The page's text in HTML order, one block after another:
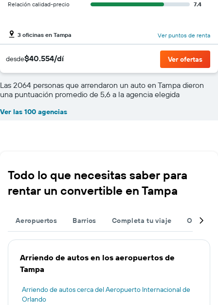
Relación calidad-precio
7.4
3 oficinas en Tampa Ver puntos de renta
desde$40.554/dí Ver ofertas
Las 2064 personas que arrendaron un auto en Tampa dieron
una puntuación promedio de 5,6 a la agencia elegida
Ver las 100 agencias
Todo lo que necesitas saber para
rentar un convertible en Tampa
Aeropuertos Barrios Completa tu viaje Otros
Arriendo de autos en los aeropuertos de
Tampa
Arriendo de autos cerca del Aeropuerto Internacional de
Orlando